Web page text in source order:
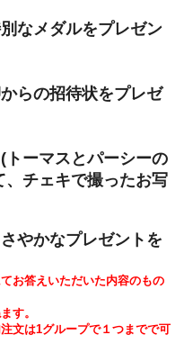
なメダルをプレゼン
らの招待状をプレゼ
トーマスとパーシーの
、チェキで撮ったお写
やかなプレゼントを
答えいただいた内容のもの
す。
は1グループで１つまでで可